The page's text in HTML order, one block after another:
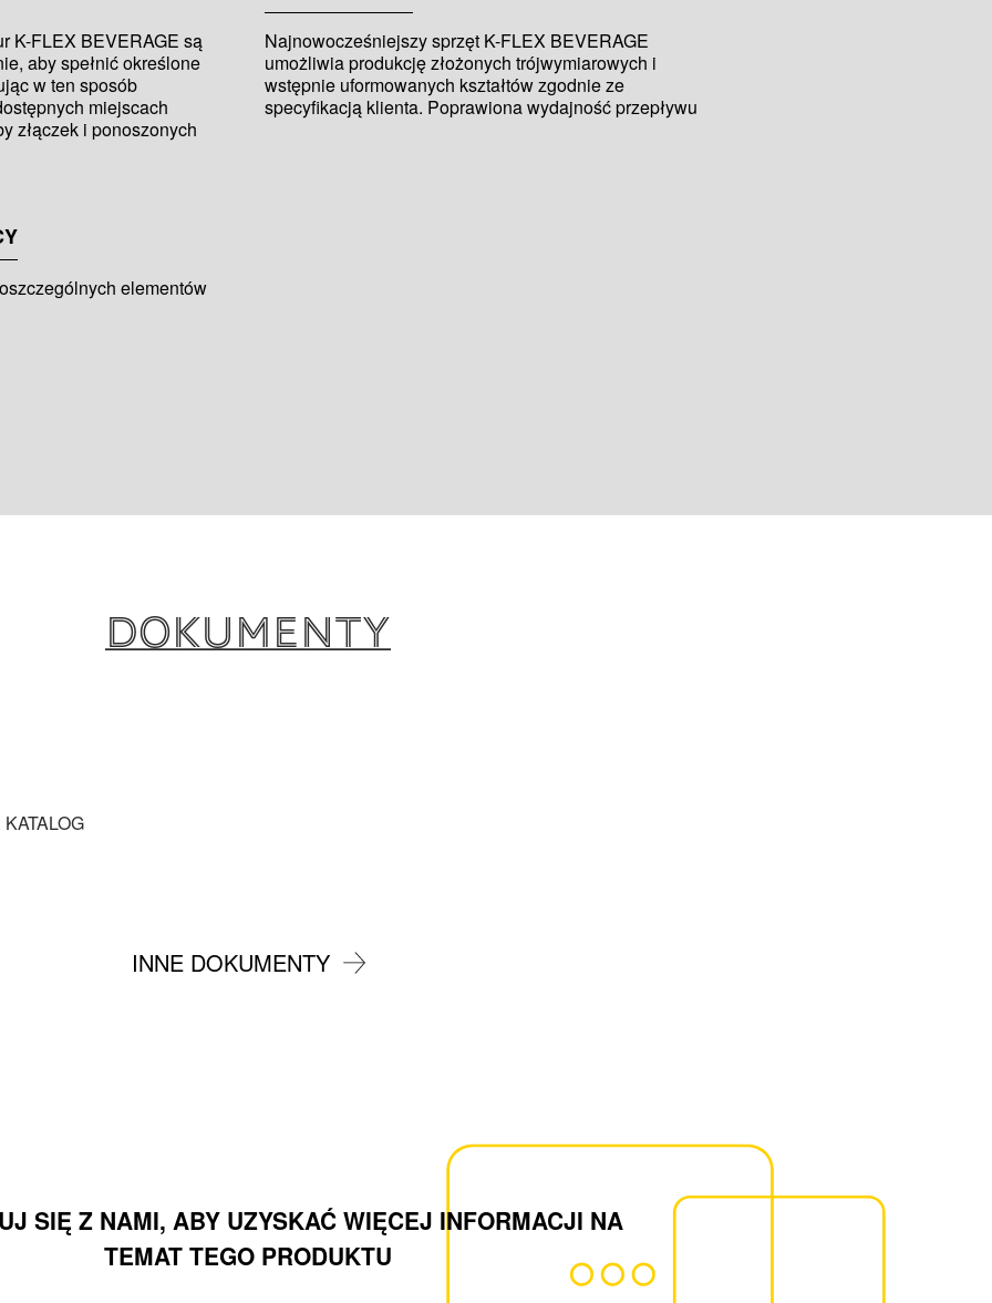
K-FLEX BEVERAGE są
aby spełnić określone
w ten sposób
miejscach
złączek i ponoszonych
Najnowocześniejszy sprzęt K-FLEX BEVERAGE
umożliwia produkcję złożonych trójwymiarowych i
wstępnie uformowanych kształtów zgodnie ze
specyfikacją klienta. Poprawiona wydajność przepływu
elementów
Dokumenty
INNE DOKUMENTY
SIĘ Z NAMI, ABY UZYSKAĆ WIĘCEJ INFORMACJI NA
TEMAT TEGO PRODUKTU